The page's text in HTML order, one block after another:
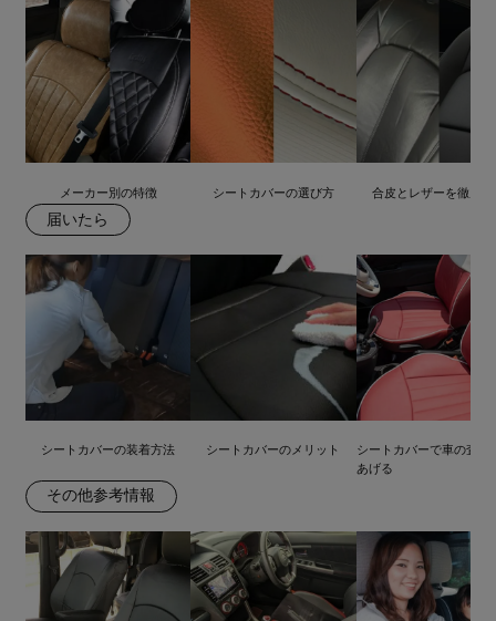
メーカー別の特徴 シートカバーの選び方 合皮とレザーを徹底比
届いたら
シートカバーの装着方法 シートカバーのメリット
シートカバーで車の査定
あげる
その他参考情報